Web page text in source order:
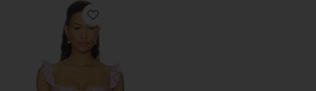
Favorite TOP BIKINI ESTILO CORSÉ KIWI